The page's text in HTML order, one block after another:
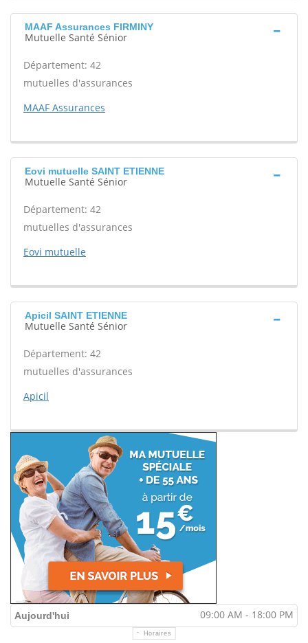
MAAF Assurances FIRMINY
Mutuelle Santé Sénior
Département: 42
mutuelles d'assurances
MAAF Assurances
Eovi mutuelle SAINT ETIENNE
Mutuelle Santé Sénior
Département: 42
mutuelles d'assurances
Eovi mutuelle
Apicil SAINT ETIENNE
Mutuelle Santé Sénior
Département: 42
mutuelles d'assurances
Apicil
Aujourd'hui 09:00 AM - 18:00 PM
Horaires